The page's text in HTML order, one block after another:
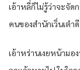
เอ้าหลี่ก็ไม่รู้ว่าจะจัด
คนของสำนักเวิ่นเต๋า
เอ้าหร่านเงยหน้าม